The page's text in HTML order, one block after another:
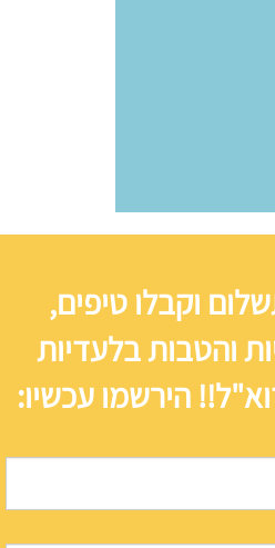
וקבלו טיפים,
והטבות בלעדיות
הירשמו עכשיו: